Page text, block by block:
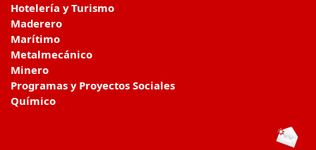
Hotelería y Turismo
Maderero
Marítimo
Metalmecánico
Minero
Programas y Proyectos Sociales
Químico